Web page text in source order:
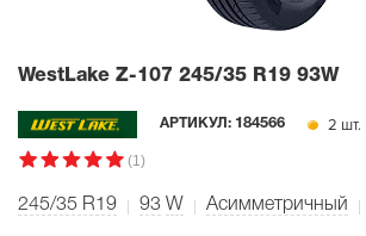
WestLake Z-107 245/35 R19 93W
АРТИКУЛ: 184566 2 шт.
(1)
245/35 R19 93 W Асимметричный